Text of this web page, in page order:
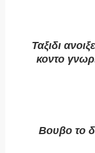
Ταξιδι
κοντο
Βουβο το